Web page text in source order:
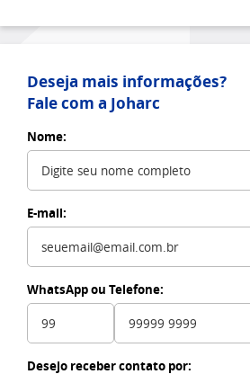
Deseja mais informações?
Fale com a Joharc
Nome:
E-mail:
WhatsApp ou Telefone:
Desejo receber contato por: